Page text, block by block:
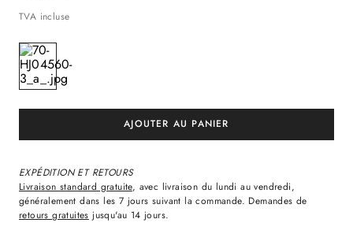
TVA incluse
EXPÉDITION ET RETOURS
Livraison standard gratuite, avec livraison du lundi au vendredi,
généralement dans les 7 jours suivant la commande. Demandes de
retours gratuites jusqu'au 14 jours.